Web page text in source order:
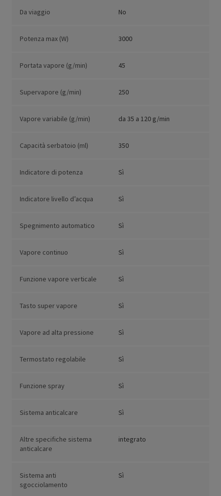
Da viaggio No
Potenza max (W) 3000
Portata vapore (g/min) 45
Supervapore (g/min) 250
Vapore variabile (g/min) da 35 a 120 g/min
Capacità serbatoio (ml) 350
Indicatore di potenza Sì
Indicatore livello d’acqua Sì
Spegnimento automatico Sì
Vapore continuo Sì
Funzione vapore verticale Sì
Tasto super vapore Sì
Vapore ad alta pressione Sì
Termostato regolabile Sì
Funzione spray Sì
Sistema anticalcare Sì
Altre specifiche sistema
anticalcare
integrato
Sistema anti
sgocciolamento
Sì